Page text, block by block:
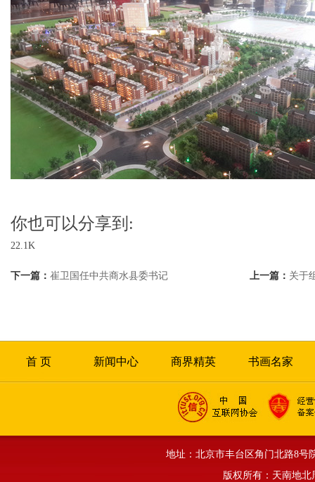
你也可以分享到:
22.1K
下一篇： 崔卫国任中共商水县委书记 上一篇： 关于
首 页 新闻中心 商界精英 书画名家
地址：北京市丰台区角门北路8
版权所有：天南地